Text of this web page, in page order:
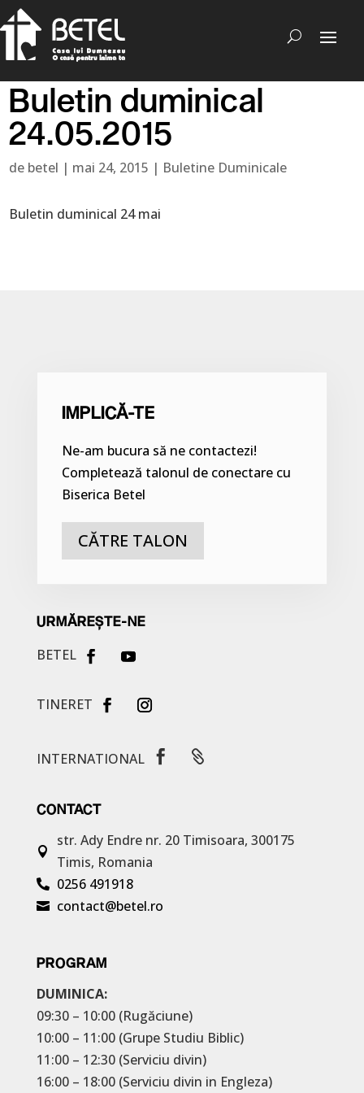
Buletin duminical
24.05.2015
de betel | mai 24, 2015 | Buletine Duminicale
Buletin duminical 24 mai
IMPLICĂ-TE
Ne-am bucura să ne contactezi!
Completează talonul de conectare cu
Biserica Betel
CĂTRE TALON
URMĂREȘTE-NE
BETEL
TINERET
INTERNATIONAL  
CONTACT

str. Ady Endre nr. 20 Timisoara, 300175
Timis, Romania
 0256 491918
 contact@betel.ro
PROGRAM
DUMINICA:
09:30 – 10:00 (Rugăciune)
10:00 – 11:00 (Grupe Studiu Biblic)
11:00 – 12:30 (Serviciu divin)
16:00 – 18:00 (Serviciu divin in Engleza)